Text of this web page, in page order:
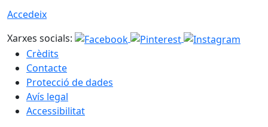
Accedeix
Xarxes socials:
Crèdits
Contacte
Protecció de dades
Avís legal
Accessibilitat